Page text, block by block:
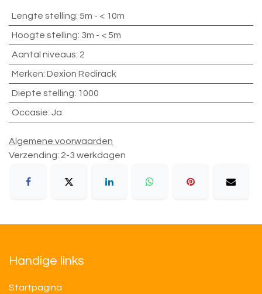
Lengte stelling: 5m - < 10m
Hoogte stelling: 3m - < 5m
Aantal niveaus: 2
Merken: Dexion Redirack
Diepte stelling: 1000
Occasie: Ja
Algemene voorwaarden
Verzending: 2-3 werkdagen
Handige links
Startpagina